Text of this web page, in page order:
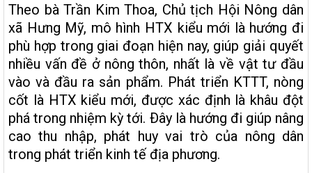
Theo bà Trần Kim Thoa, Chủ tịch Hội Nông dân
xã Hưng Mỹ, mô hình HTX kiểu mới là hướng đi
phù hợp trong giai đoạn hiện nay, giúp giải quyết
nhiều vấn đề ở nông thôn, nhất là về vật tư đầu
vào và đầu ra sản phẩm. Phát triển KTTT, nòng
cốt là HTX kiểu mới, được xác định là khâu đột
phá trong nhiệm kỳ tới. Ðây là hướng đi giúp nâng
cao thu nhập, phát huy vai trò của nông dân
trong phát triển kinh tế địa phương.